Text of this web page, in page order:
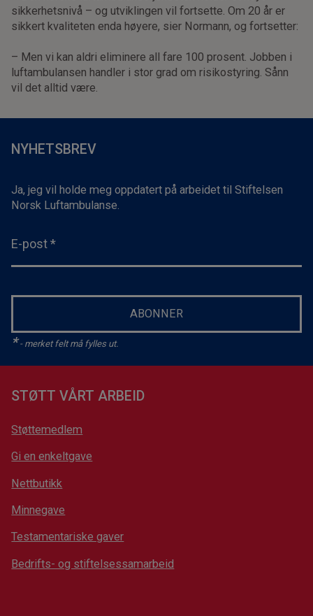
sikkerhetsnivå – og utviklingen vil fortsette. Om 20 år er
sikkert kvaliteten enda høyere, sier Normann, og fortsetter:
– Men vi kan aldri eliminere all fare 100 prosent. Jobben i
luftambulansen handler i stor grad om risikostyring. Sånn
vil det alltid være.
NYHETSBREV
Ja, jeg vil holde meg oppdatert på arbeidet til Stiftelsen
Norsk Luftambulanse.
E-post *
ABONNER
*- merket felt må fylles ut.
STØTT VÅRT ARBEID
Støttemedlem
Gi en enkeltgave
Nettbutikk
Minnegave
Testamentariske gaver
Bedrifts- og stiftelsessamarbeid